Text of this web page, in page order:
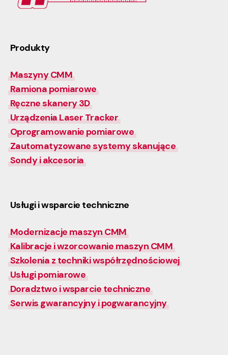
Produkty
Maszyny CMM
Ramiona pomiarowe
Ręczne skanery 3D
Urządzenia Laser Tracker
Oprogramowanie pomiarowe
Zautomatyzowane systemy skanujące
Sondy i akcesoria
Usługi i wsparcie techniczne
Modernizacje maszyn CMM
Kalibracje i wzorcowanie maszyn CMM
Szkolenia z techniki współrzędnościowej
Usługi pomiarowe
Doradztwo i wsparcie techniczne
Serwis gwarancyjny i pogwarancyjny